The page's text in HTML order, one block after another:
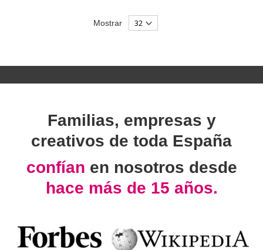
Mostrar
Familias, empresas y
creativos de toda España
confían en nosotros desde
hace más de 15 años.